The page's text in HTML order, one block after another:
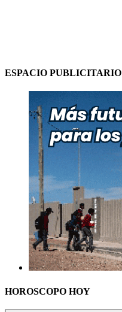
ESPACIO PUBLICITARIO
HOROSCOPO HOY